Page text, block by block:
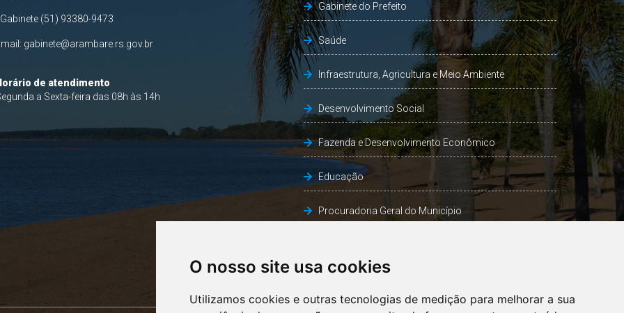
O nosso site usa cookies
Utilizamos cookies e outras tecnologias de medição para melhorar a sua
(51) 93380-9473
gabinete@arambare.rs.gov.br
de atendimento
a Sexta-feira das 08h às 14h
Gabinete do Prefeito
Saúde
Infraestrutura, Agricultura e Meio Ambiente
Desenvolvimento Social
Fazenda e Desenvolvimento Econômico
Educação
Procuradoria Geral do Município